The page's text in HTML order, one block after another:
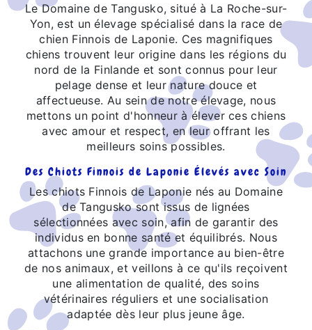
Le Domaine de Tangusko, situé à La Roche-sur-
Yon, est un élevage spécialisé dans la race de
chien Finnois de Laponie. Ces magnifiques
chiens trouvent leur origine dans les régions du
nord de la Finlande et sont connus pour leur
pelage dense et leur nature douce et
affectueuse. Au sein de notre élevage, nous
mettons un point d'honneur à élever ces chiens
avec amour et respect, en leur offrant les
meilleurs soins possibles.
Des Chiots Finnois de Laponie Élevés avec Soin
Les chiots Finnois de Laponie nés au Domaine
de Tangusko sont issus de lignées
sélectionnées avec soin, afin de garantir des
individus en bonne santé et équilibrés. Nous
attachons une grande importance au bien-être
de nos animaux, et veillons à ce qu'ils reçoivent
une alimentation de qualité, des soins
vétérinaires réguliers et une socialisation
adaptée dès leur plus jeune âge.